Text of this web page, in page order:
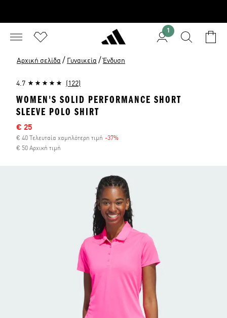
1
Αρχική σελίδα / Γυναικεία / Ένδυση
4.7 (122)
WOMEN'S SOLID PERFORMANCE SHORT
SLEEVE POLO SHIRT
Τιμή έκπτωσης
€ 25
€ 40 Τελευταία χαμηλότερη τιμή -37%
€ 50 Αρχική τιμή